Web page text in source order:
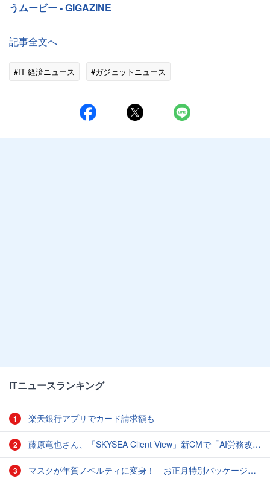
うムービー - GIGAZINE
記事全文へ
#IT 経済ニュース #ガジェットニュース
ITニュースランキング
1 楽天銀行アプリでカード請求額も
2 藤原竜也さん、「SKYSEA Client View」新CMで「AI労務改善」をアピール 働き方をAIが分析したら「すぐに休んで」と言われる？
3 マスクが年賀ノベルティに変身！ お正月特別パッケージの注文受付開始